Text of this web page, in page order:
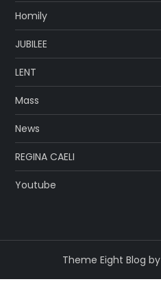
Homily
JUBILEE
LENT
Mass
News
REGINA CAELI
Youtube
Theme Eight Blog by